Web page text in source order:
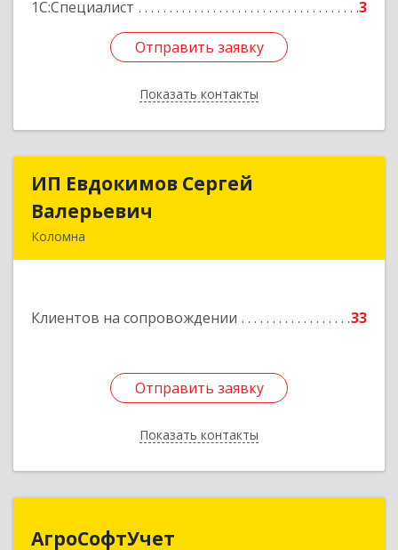
1С:Специалист
3
Отправить заявку
Показать контакты
Отправить заявку
Назад
ИП Евдокимов Сергей
Валерьевич
Коломна
Клиентов на сопровождении 33
Отправить заявку
Показать контакты
ИП Евдокимов Сергей
Подробнее
Отправить заявку
Назад
АгроСофтУчет